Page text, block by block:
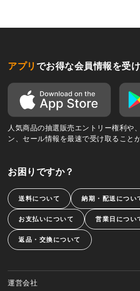
アプリ でお得な会員情報を受
人気商品の抽選販売エントリー権利や
ン、セール情報を最速で受け取ること
お困りですか？
送料について 納期・配送につい
お支払いについて 営業日につい
返品・交換について
運営会社